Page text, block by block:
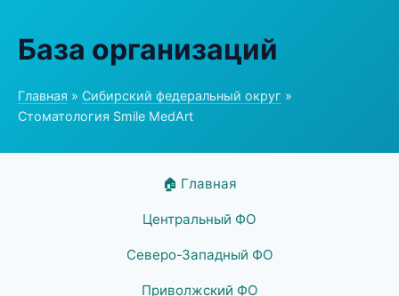
База организаций
Главная » Сибирский федеральный округ »
Стоматология Smile MedArt
🏠 Главная
Центральный ФО
Северо-Западный ФО
Приволжский ФО